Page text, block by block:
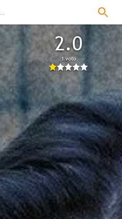
2.0
1 voto